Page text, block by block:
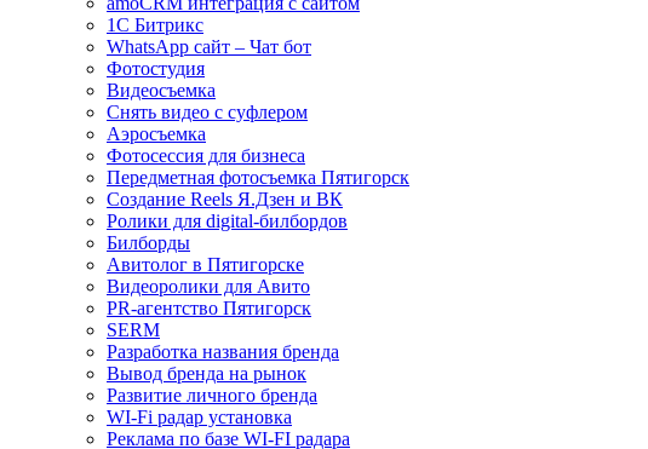
1С Битрикс
WhatsApp сайт – Чат бот
Фотостудия
Видеосъемка
Снять видео с суфлером
Аэросъемка
Фотосессия для бизнеса
Передметная фотосъемка Пятигорск
Создание Reels Я.Дзен и ВК
Ролики для digital-билбордов
Билборды
Авитолог в Пятигорске
Видеоролики для Авито
PR-агентство Пятигорск
SERM
Разработка названия бренда
Вывод бренда на рынок
Развитие личного бренда
WI-Fi радар установка
Реклама по базе WI-FI радара